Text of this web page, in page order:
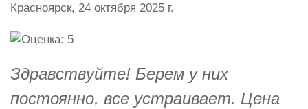
Красноярск, 24 октября 2025 г.
Здравствуйте! Берем у них
постоянно, все устраивает. Цена